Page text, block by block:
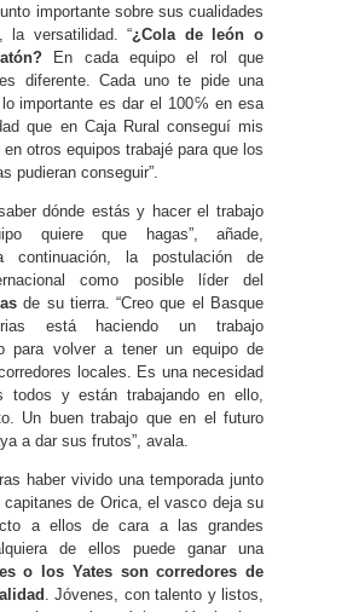
importante sobre sus cualidades
la versatilidad. “¿Cola de león o
En cada equipo el rol que
diferente. Cada uno te pide una
importante es dar el 100℅ en esa
que en Caja Rural conseguí mis
otros equipos trabajé para que los
pudieran conseguir”.
dónde estás y hacer el trabajo
quiere que hagas”, añade,
continuación, la postulación de
como posible líder del
de su tierra. “Creo que el Basque
está haciendo un trabajo
para volver a tener un equipo de
locales. Es una necesidad
todos y están trabajando en ello,
Un buen trabajo que en el futuro
a dar sus frutos”, avala.
haber vivido una temporada junto
de Orica, el vasco deja su
a ellos de cara a las grandes
de ellos puede ganar una
o los Yates son corredores de
. Jóvenes, con talento y listos,